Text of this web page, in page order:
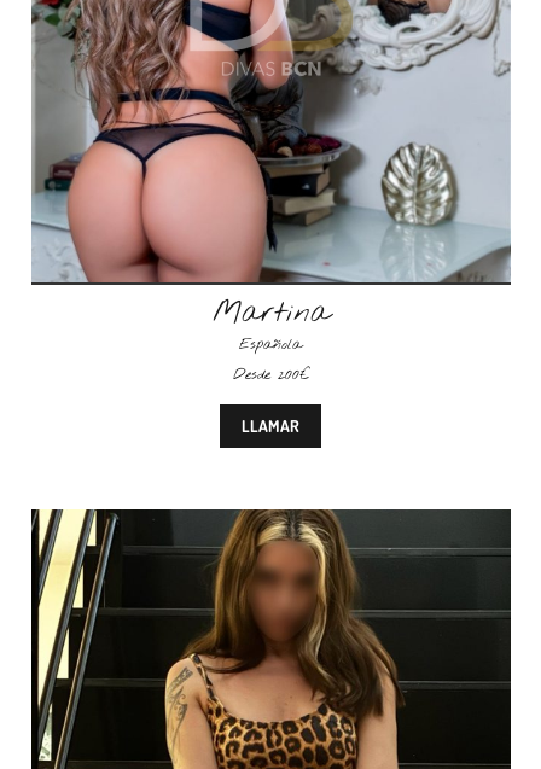
Martina
Española
Desde 200€
LLAMAR